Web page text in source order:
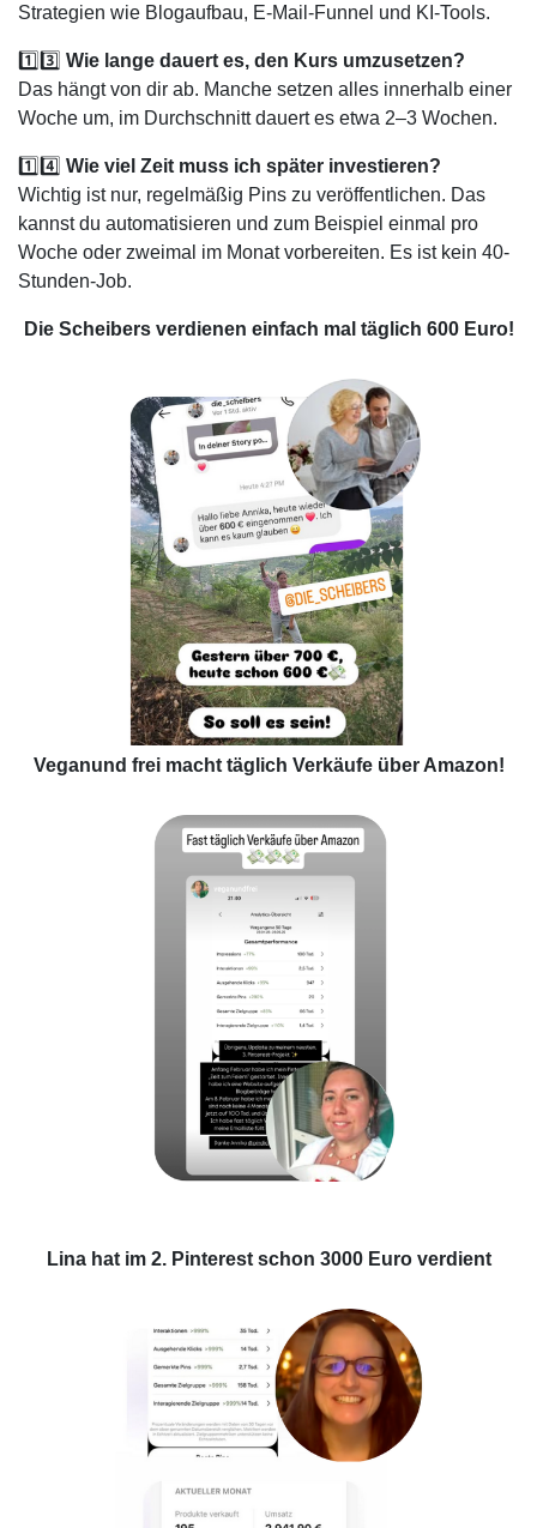
Strategien wie Blogaufbau, E-Mail-Funnel und KI-Tools.
1️⃣3️⃣ Wie lange dauert es, den Kurs umzusetzen?
Das hängt von dir ab. Manche setzen alles innerhalb einer
Woche um, im Durchschnitt dauert es etwa 2–3 Wochen.
1️⃣4️⃣ Wie viel Zeit muss ich später investieren?
Wichtig ist nur, regelmäßig Pins zu veröffentlichen. Das
kannst du automatisieren und zum Beispiel einmal pro
Woche oder zweimal im Monat vorbereiten. Es ist kein 40-
Stunden-Job.
Die Scheibers verdienen einfach mal täglich 600 Euro!
Veganund frei macht täglich Verkäufe über Amazon!
Lina hat im 2. Pinterest schon 3000 Euro verdient